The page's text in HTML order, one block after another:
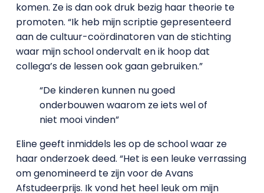
komen. Ze is dan ook druk bezig haar theorie te
promoten. “Ik heb mijn scriptie gepresenteerd
aan de cultuur-coördinatoren van de stichting
waar mijn school ondervalt en ik hoop dat
collega’s de lessen ook gaan gebruiken.”
“De kinderen kunnen nu goed
onderbouwen waarom ze iets wel of
niet mooi vinden”
Eline geeft inmiddels les op de school waar ze
haar onderzoek deed. “Het is een leuke verrassing
om genomineerd te zijn voor de Avans
Afstudeerprijs. Ik vond het heel leuk om mijn